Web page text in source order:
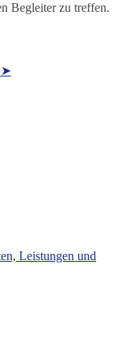
Begleiter zu treffen.
➤
Leistungen und